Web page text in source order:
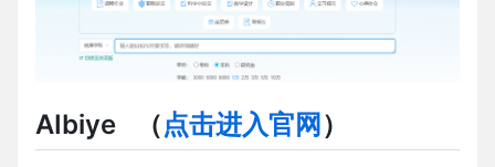
AIbiye （点击进入官网 ）